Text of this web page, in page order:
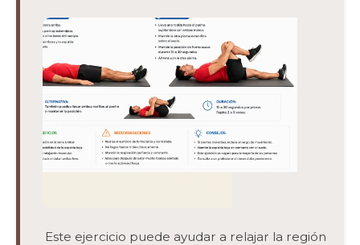
Este ejercicio puede ayudar a relajar la región